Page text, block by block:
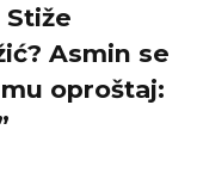
Asmin se
oproštaj: